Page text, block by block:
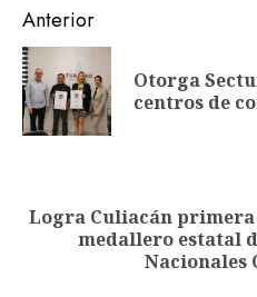
Navegación
de
entradas
Anterior
Otorga
centros de
Siguiente
Logra Culiacán
medallero estatal
Nacionales